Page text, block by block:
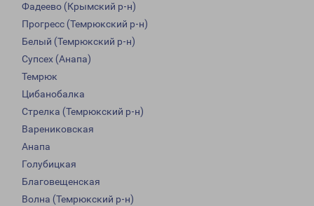
Фадеево (Крымский р-н)
Прогресс (Темрюкский р-н)
Белый (Темрюкский р-н)
Супсех (Анапа)
Темрюк
Цибанобалка
Стрелка (Темрюкский р-н)
Варениковская
Анапа
Голубицкая
Благовещенская
Волна (Темрюкский р-н)